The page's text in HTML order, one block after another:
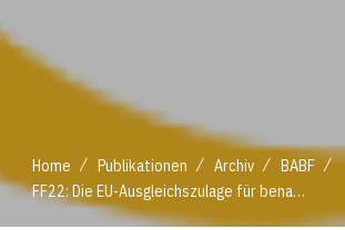
Home / Publikationen / Archiv / BABF /
FF22: Die EU-Ausgleichszulage für benachteiligte Gebiete